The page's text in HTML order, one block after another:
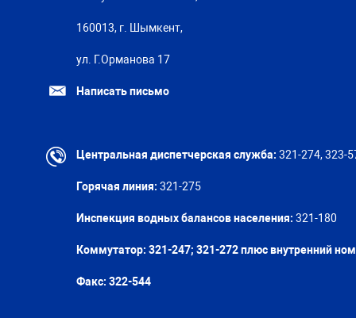
160013, г. Шымкент,
ул. Г.Орманова 17
Написать письмо
Центральная диспетчерская служба: 321-274, 323-
Горячая линия: 321-275
Инспекция водных балансов населения: 321-180
Коммутатор: 321-247; 321-272 плюс внутренний
Факс: 322-544